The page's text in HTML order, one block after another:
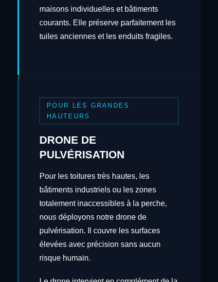
maisons individuelles et bâtiments
courants. Elle préserve parfaitement les
tuiles anciennes et les enduits fragiles.
POUR LES GRANDES
HAUTEURS
DRONE DE
PULVÉRISATION
Pour les toitures très hautes, les
bâtiments industriels ou les zones
totalement inaccessibles à la perche,
nous déployons notre drone de
pulvérisation. Il couvre les surfaces
élevées avec précision sans aucun
risque humain.